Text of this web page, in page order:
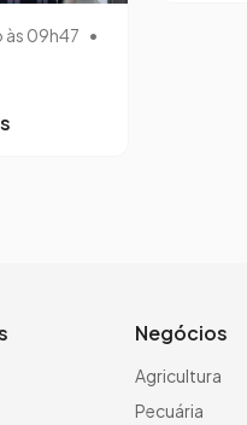
às 09h47 •
Negócios
Agricultura
Pecuária